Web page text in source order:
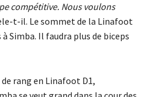
compétitive. Nous voulons
t-il. Le sommet de la Linafoot
Simba. Il faudra plus de biceps
rang en Linafoot D1,